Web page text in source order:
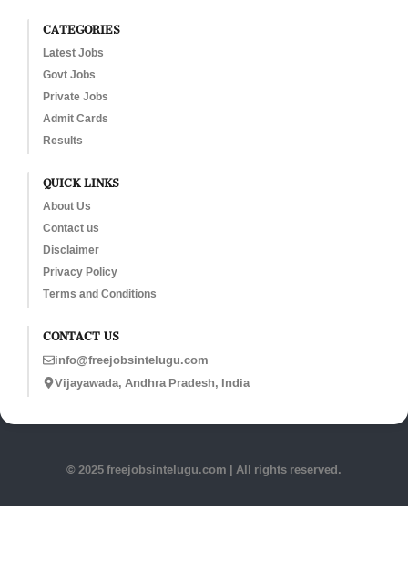
CATEGORIES
Latest Jobs
Govt Jobs
Private Jobs
Admit Cards
Results
QUICK LINKS
About Us
Contact us
Disclaimer
Privacy Policy
Terms and Conditions
CONTACT US
info@freejobsintelugu.com
Vijayawada, Andhra Pradesh, India
© 2025 freejobsintelugu.com | All rights reserved.